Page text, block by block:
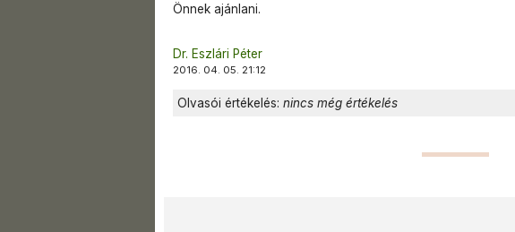
Önnek ajánlani.
Dr. Eszlári Péter
2016. 04. 05. 21:12
Olvasói értékelés: nincs még értékelés